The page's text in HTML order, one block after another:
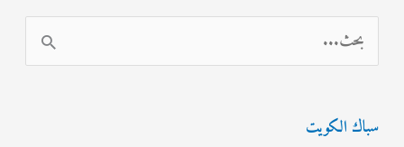
ل
ح
سباك الكويت